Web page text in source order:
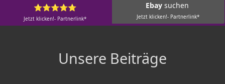
⭐⭐⭐⭐⭐
Jetzt klicken!- Partnerlink*
Ebay suchen
Jetzt klicken!- Partnerlink*
Unsere Beiträge